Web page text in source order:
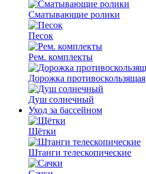
Сматывающие ролики
Песок
Рем. комплекты
Дорожка противоскользящая
Душ солнечный
Уход за бассейном
Щётки
Штанги телескопические